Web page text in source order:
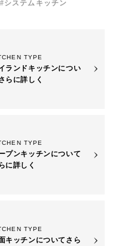
システムキッチン
TYPE
ランドキッチンについ
らに詳しく
TYPE
プンキッチンについて
に詳しく
TYPE
キッチンについて さら